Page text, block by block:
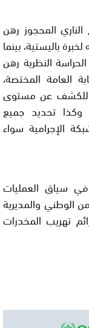
المحجوز رهن
باليستية، بينما
النظرية رهن
العامة المختصة،
للكشف عن مستوى
تحديد جميع
الإجرامية سواء
سياق العمليات
الوطني والمديرية
تهريب المخدرات